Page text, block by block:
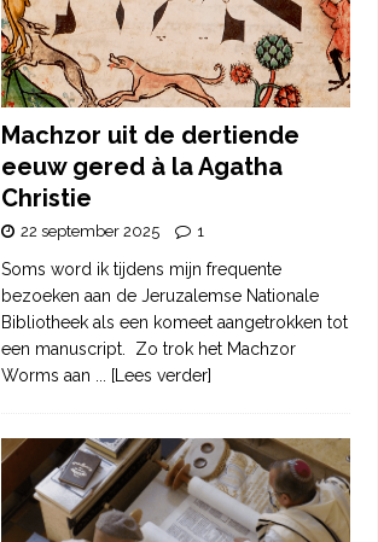
Machzor uit de dertiende
eeuw gered à la Agatha
Christie
22 september 2025 1
Soms word ik tijdens mijn frequente
bezoeken aan de Jeruzalemse Nationale
Bibliotheek als een komeet aangetrokken tot
een manuscript. Zo trok het Machzor
Worms aan ... [Lees verder]